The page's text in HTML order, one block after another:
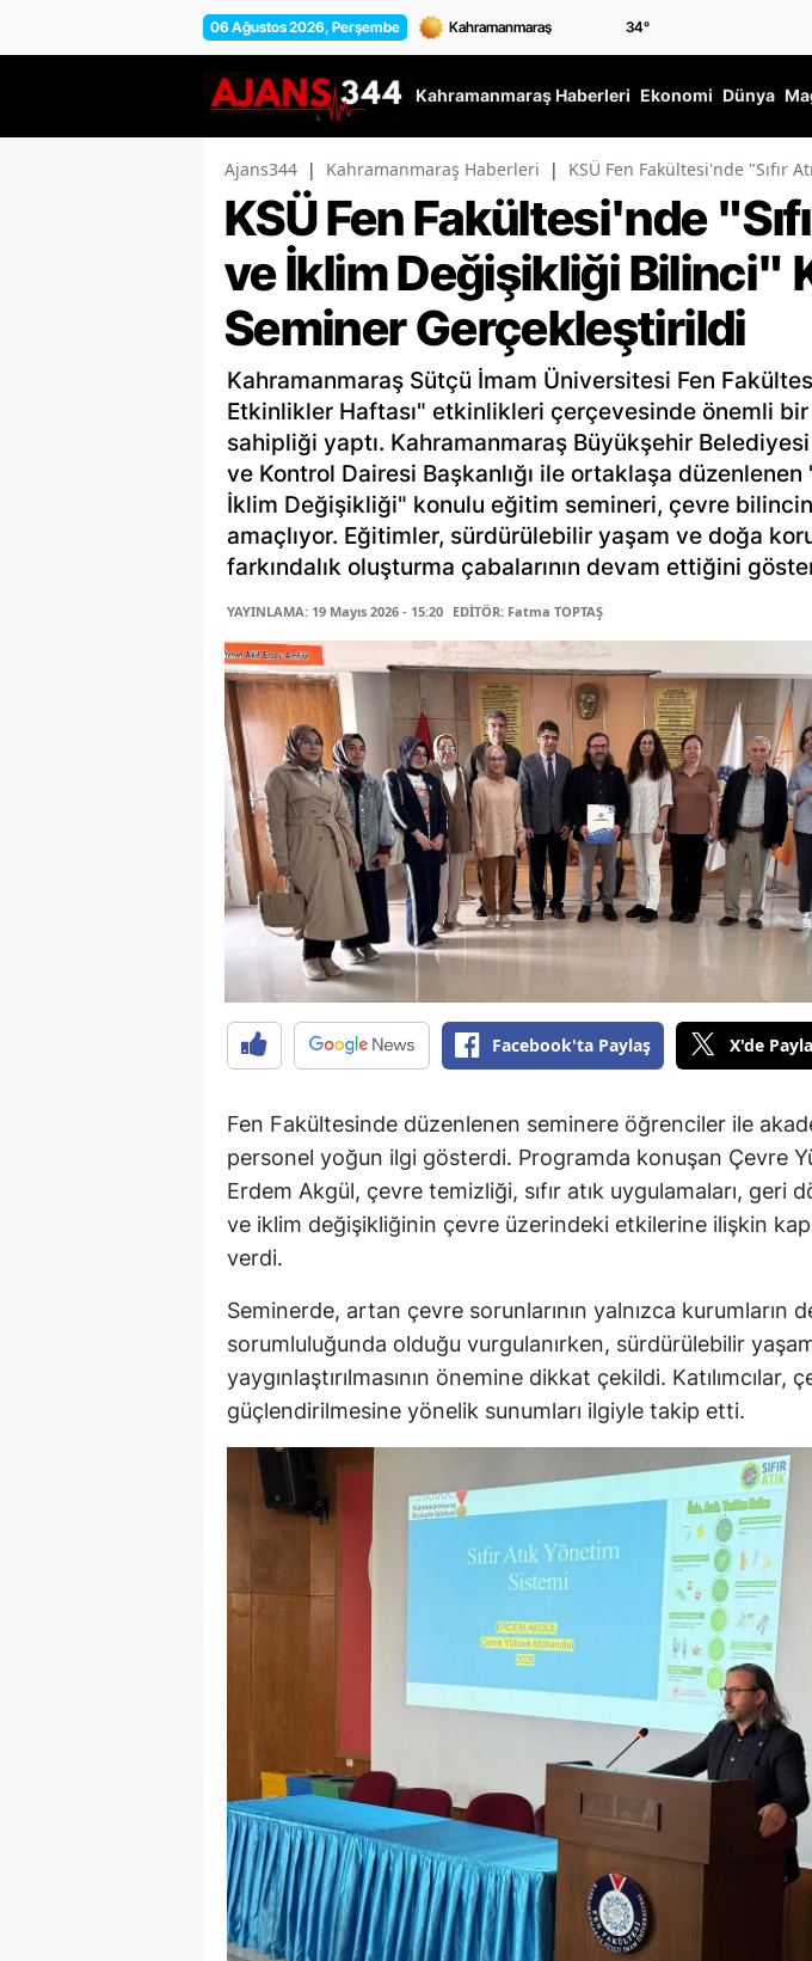
06 Ağustos 2026, Perşembe 34°
Kahramanmaraş Haberleri Ekonomi Dünya
Ajans344 | Kahramanmaraş Haberleri | KSÜ Fen Fakültesi'nde "Sıfır
KSÜ Fen Fakültesi'nde
ve İklim Değişikliği Bilinci"
Seminer Gerçekleştirildi
Kahramanmaraş Sütçü İmam Üniversitesi Fen
Etkinlikler Haftası" etkinlikleri çerçevesinde önemli
sahipliği yaptı. Kahramanmaraş Büyükşehir
ve Kontrol Dairesi Başkanlığı ile ortaklaşa düzenlenen
İklim Değişikliği" konulu eğitim semineri, çevre
amaçlıyor. Eğitimler, sürdürülebilir yaşam ve doğa
farkındalık oluşturma çabalarının devam ettiğini
YAYINLAMA: 19 Mayıs 2026 - 15:20 EDİTÖR: Fatma TOPTAŞ
Facebook'ta Paylaş X'de
Fen Fakültesinde düzenlenen seminere öğrenciler ile
personel yoğun ilgi gösterdi. Programda konuşan Çevre
Erdem Akgül, çevre temizliği, sıfır atık uygulamaları, geri
ve iklim değişikliğinin çevre üzerindeki etkilerine ilişkin
verdi.
Seminerde, artan çevre sorunlarının yalnızca kurumların
sorumluluğunda olduğu vurgulanırken, sürdürülebilir yaşam
yaygınlaştırılmasının önemine dikkat çekildi. Katılımcılar,
güçlendirilmesine yönelik sunumları ilgiyle takip etti.